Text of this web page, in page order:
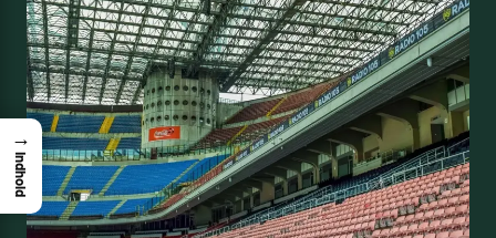
→
Indhold